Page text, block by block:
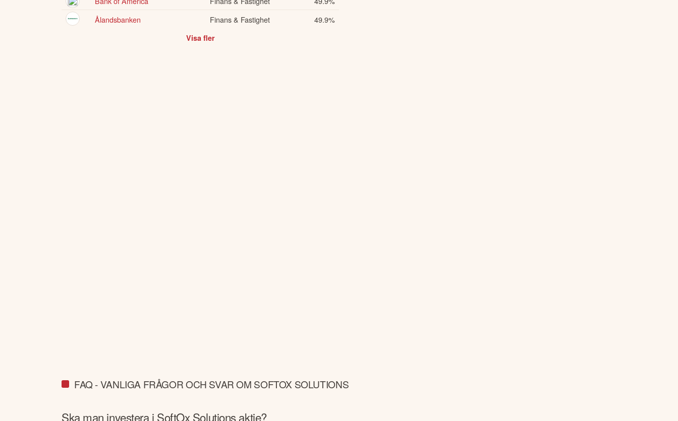
Ålandsbanken
Finans & Fastighet 49.9%
Visa fler
FAQ - VANLIGA FRÅGOR OCH SVAR OM SOFTOX SOLUTIONS
Ska man investera i SoftOx Solutionsaktie?